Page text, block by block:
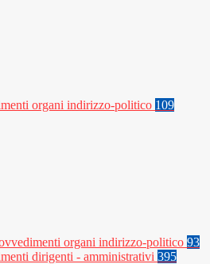
organi indirizzo-politico 109
organi indirizzo-politico 93
dirigenti - amministrativi 395